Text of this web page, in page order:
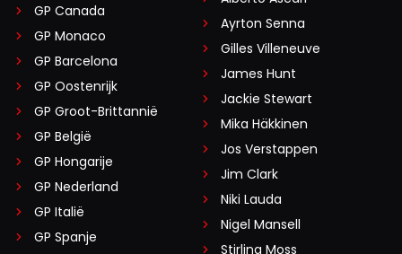
GP Canada
GP Monaco
GP Barcelona
GP Oostenrijk
GP Groot-Brittannië
GP België
GP Hongarije
GP Nederland
GP Italië
GP Spanje
Ayrton Senna
Gilles Villeneuve
James Hunt
Jackie Stewart
Mika Häkkinen
Jos Verstappen
Jim Clark
Niki Lauda
Nigel Mansell
Stirling Moss